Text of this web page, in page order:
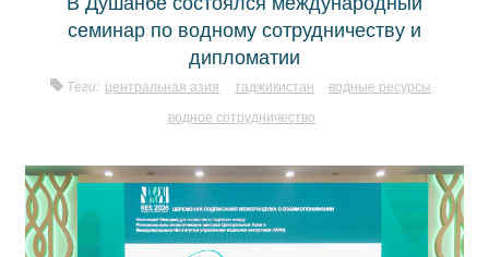
семинар по водному сотрудничеству и
дипломатии
Теги: центральная азия таджикистан
водные ресурсы
водное сотрудничество